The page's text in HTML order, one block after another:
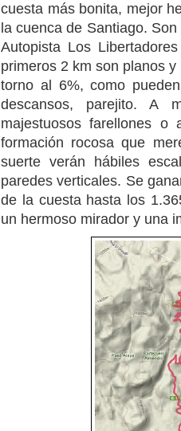
cuesta más bonita, mejor
la cuenca de Santiago.
Autopista Los
primeros 2 km son planos
torno al 6%, como
descansos, parejito. A
majestuosos farellones o
formación rocosa que
suerte verán hábiles
paredes verticales. Se
de la cuesta hasta los
un hermoso mirador y una